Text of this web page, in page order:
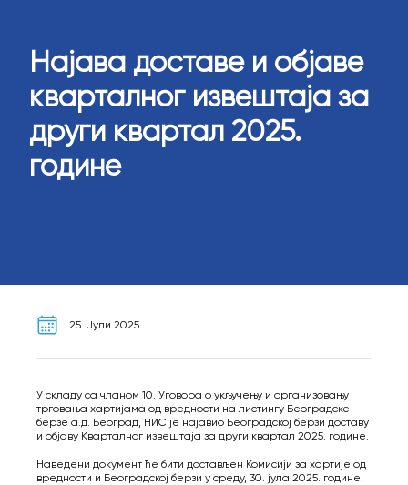
Најава доставе и објаве
кварталног извештаја за
други квартал 2025.
године
25. Јули 2025.
У складу са чланом 10. Уговора о укључењу и организовању
трговања хартијама од вредности на листингу Београдске
берзе а.д. Београд, НИС је најавио Београдској берзи доставу
и објаву Кварталног извештаја за други квартал 2025. године.
Наведени документ ће бити достављен Комисији за хартије од
вредности и Београдској берзи у среду, 30. јула 2025. године.